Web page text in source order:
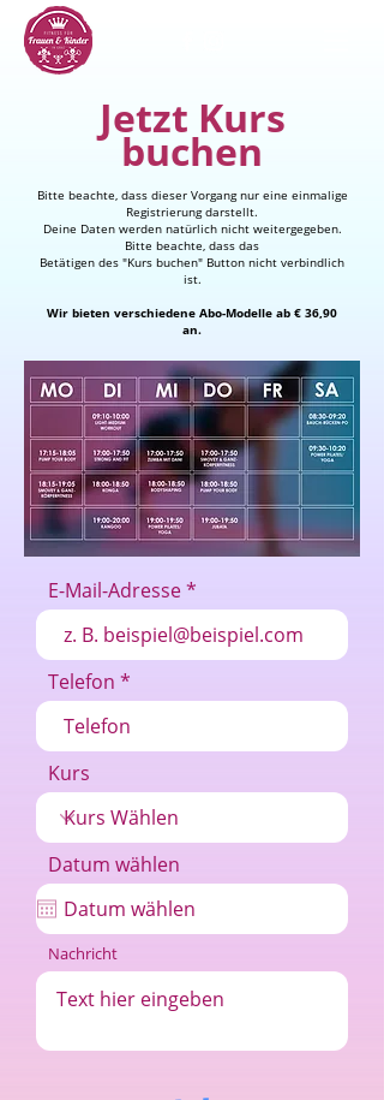
Jetzt Kurs
buchen
Bitte beachte, dass dieser Vorgang nur eine einmalige
Registrierung darstellt.
Deine Daten werden natürlich nicht weitergegeben.
Bitte beachte, dass das
Betätigen des "Kurs buchen" Button nicht verbindlich
ist.
Wir bieten verschiedene Abo-Modelle ab € 36,90
an.
E-Mail-Adresse
Telefon
Kurs
Datum wählen
Nachricht